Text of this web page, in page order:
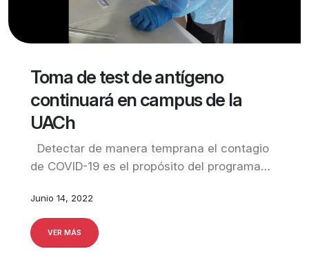
Toma de test de antígeno
continuará en campus de la
UACh
Detectar de manera temprana el contagio
de COVID-19 es el propósito del programa…
Junio 14, 2022
VER MÁS